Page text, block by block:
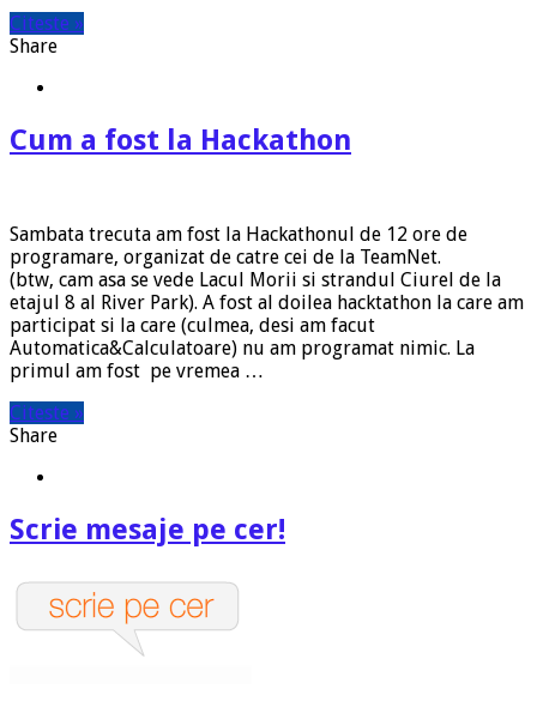
Citeste »
Share
Cum a fost la Hackathon
Sambata trecuta am fost la Hackathonul de 12 ore de
programare, organizat de catre cei de la TeamNet.
(btw, cam asa se vede Lacul Morii si strandul Ciurel de la
etajul 8 al River Park). A fost al doilea hacktathon la care am
participat si la care (culmea, desi am facut
Automatica&Calculatoare) nu am programat nimic. La
primul am fost pe vremea …
Citeste »
Share
Scrie mesaje pe cer!